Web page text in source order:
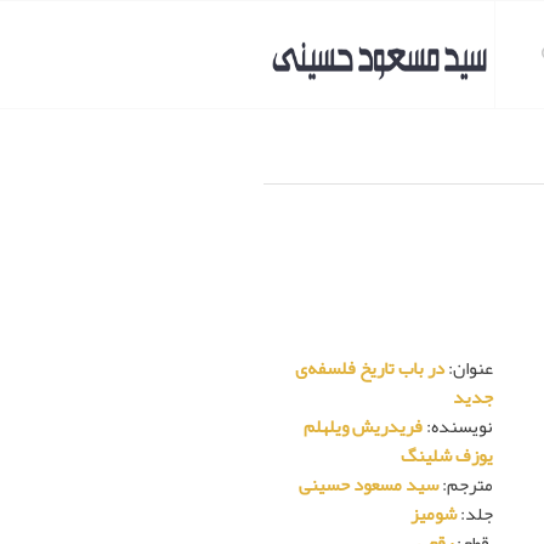
عنوان:در باب تاریخ فلسفه‌ی
جدید
نویسنده:فریدریش ویلهلم
یوزف شلینگ
مترجم:سید مسعود حسینی
جلد:شومیز